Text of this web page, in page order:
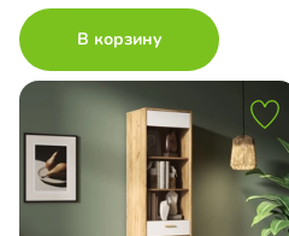
В корзину